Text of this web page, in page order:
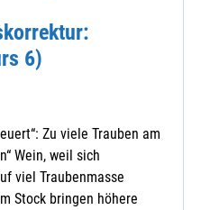
6)
Zu viele Trauben am
Wein, weil sich
viel Traubenmasse
Stock bringen höhere